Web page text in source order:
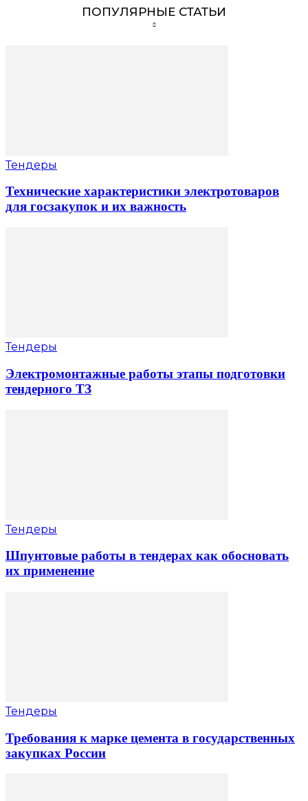
ПОПУЛЯРНЫЕ СТАТЬИ
Тендеры
Технические характеристики электротоваров
для госзакупок и их важность
Тендеры
Электромонтажные работы этапы подготовки
тендерного ТЗ
Тендеры
Шпунтовые работы в тендерах как обосновать
их применение
Тендеры
Требования к марке цемента в государственных
закупках России